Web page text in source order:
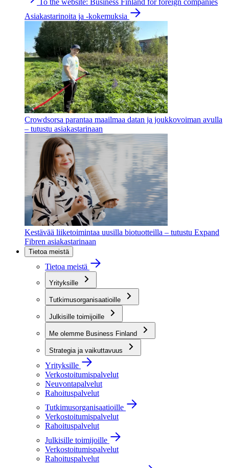
To the website: Business Finland for foreign companies
Asiakastarinoita ja -kokemuksia
Crowdsorsa parantaa maailmaa datan ja joukkovoiman avulla
– tutustu asiakastarinaan
Kestävää liiketoimintaa uusilla biotuotteilla – tutustu Expand
Fibren asiakastarinaan
Tietoa meistä
Tietoa meistä
Yrityksille
Tutkimusorganisaatioille
Julkisille toimijoille
Me olemme Business Finland
Strategia ja vaikuttavuus
Yrityksille
Verkostoitumispalvelut
Neuvontapalvelut
Rahoituspalvelut
Tutkimusorganisaatioille
Verkostoitumispalvelut
Rahoituspalvelut
Julkisille toimijoille
Verkostoitumispalvelut
Rahoituspalvelut